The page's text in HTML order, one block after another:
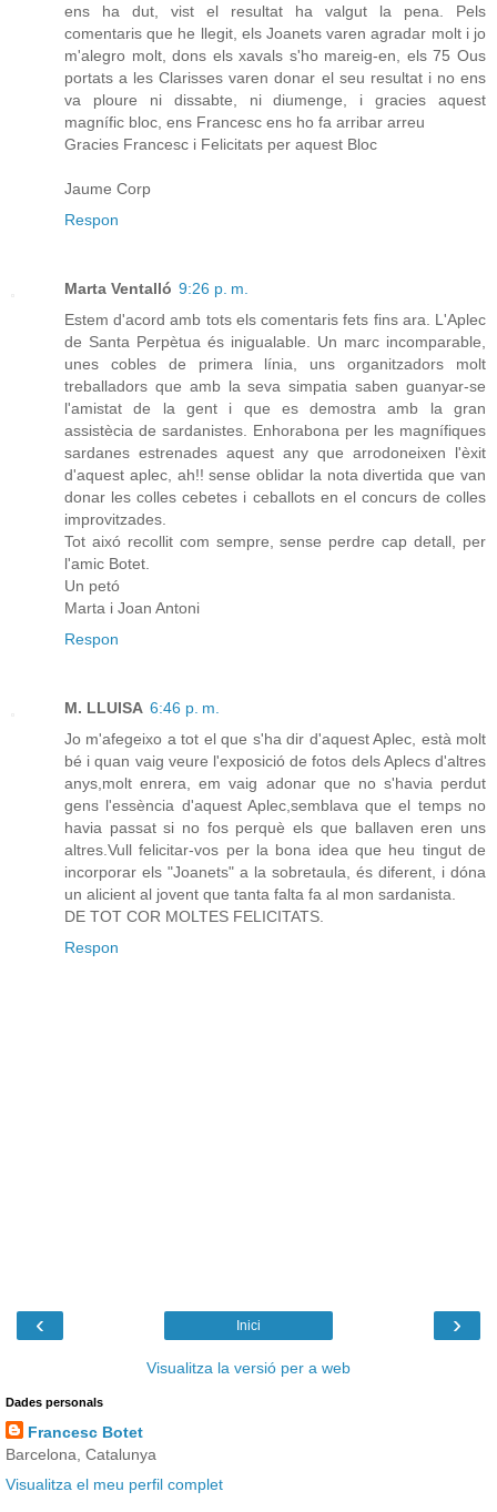
ens ha dut, vist el resultat ha valgut la pena. Pels
comentaris que he llegit, els Joanets varen agradar molt i jo
m'alegro molt, dons els xavals s'ho mareig-en, els 75 Ous
portats a les Clarisses varen donar el seu resultat i no ens
va ploure ni dissabte, ni diumenge, i gracies aquest
magnífic bloc, ens Francesc ens ho fa arribar arreu
Gracies Francesc i Felicitats per aquest Bloc
Jaume Corp
Respon
Marta Ventalló 9:26 p. m.
Estem d'acord amb tots els comentaris fets fins ara. L'Aplec
de Santa Perpètua és inigualable. Un marc incomparable,
unes cobles de primera línia, uns organitzadors molt
treballadors que amb la seva simpatia saben guanyar-se
l'amistat de la gent i que es demostra amb la gran
assistècia de sardanistes. Enhorabona per les magnífiques
sardanes estrenades aquest any que arrodoneixen l'èxit
d'aquest aplec, ah!! sense oblidar la nota divertida que van
donar les colles cebetes i ceballots en el concurs de colles
improvitzades.
Tot aixó recollit com sempre, sense perdre cap detall, per
l'amic Botet.
Un petó
Marta i Joan Antoni
Respon
M. LLUISA 6:46 p. m.
Jo m'afegeixo a tot el que s'ha dir d'aquest Aplec, està molt
bé i quan vaig veure l'exposició de fotos dels Aplecs d'altres
anys,molt enrera, em vaig adonar que no s'havia perdut
gens l'essència d'aquest Aplec,semblava que el temps no
havia passat si no fos perquè els que ballaven eren uns
altres.Vull felicitar-vos per la bona idea que heu tingut de
incorporar els "Joanets" a la sobretaula, és diferent, i dóna
un alicient al jovent que tanta falta fa al mon sardanista.
DE TOT COR MOLTES FELICITATS.
Respon
‹ ›
Inici
Visualitza la versió per a web
Dades personals
Francesc Botet
Barcelona, Catalunya
Visualitza el meu perfil complet